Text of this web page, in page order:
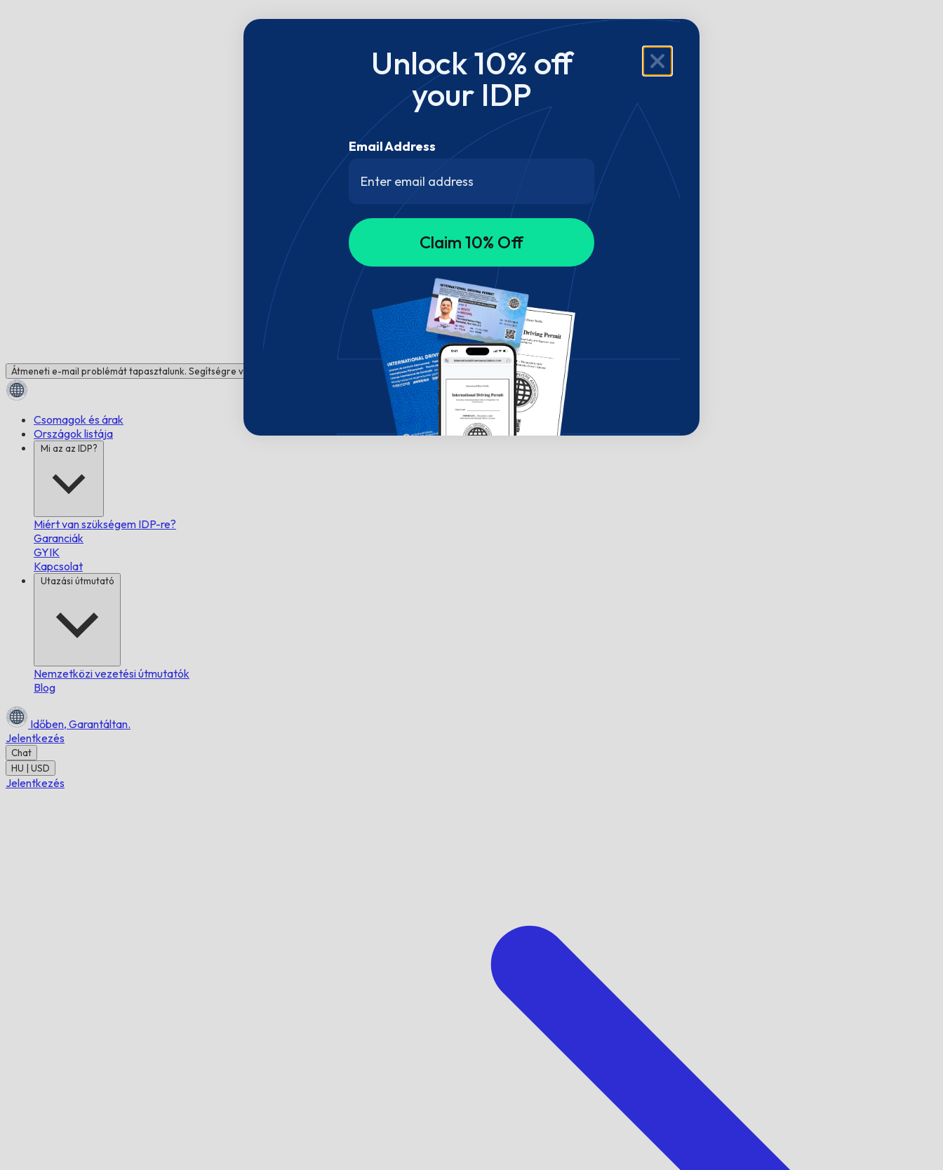
Átmeneti e-mail problémát tapasztalunk. Segítségre van szüksége? Beszéljen velünk csevegésben!
Csomagok és árak
Országok listája
Mi az az IDP?
Miért van szükségem IDP-re?
Garanciák
GYIK
Kapcsolat
Utazási útmutató
Nemzetközi vezetési útmutatók
Blog
Időben, Garantáltan.
Jelentkezés
Chat
HU | USD
Jelentkezés
Unlock 10% off
your IDP
Email Address
Claim 10% Off